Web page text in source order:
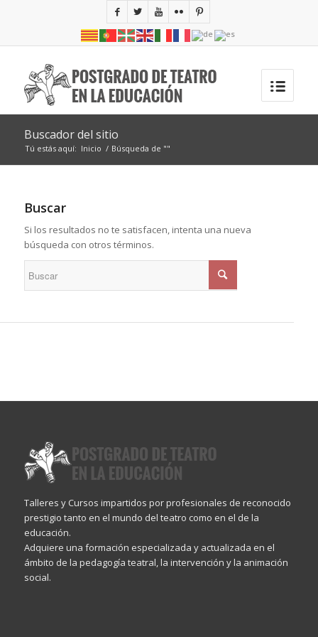
Buscador del sitio
Tú estás aquí: Inicio / Búsqueda de ""
Buscar
Si los resultados no te satisfacen, intenta una nueva
búsqueda con otros términos.
Talleres y Cursos impartidos por profesionales de reconocido
prestigio tanto en el mundo del teatro como en el de la
educación.
Adquiere una formación especializada y actualizada en el
ámbito de la pedagogía teatral, la intervención y la animación
social.